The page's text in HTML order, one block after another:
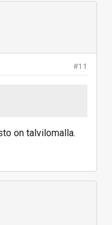
#11
on talvilomalla.